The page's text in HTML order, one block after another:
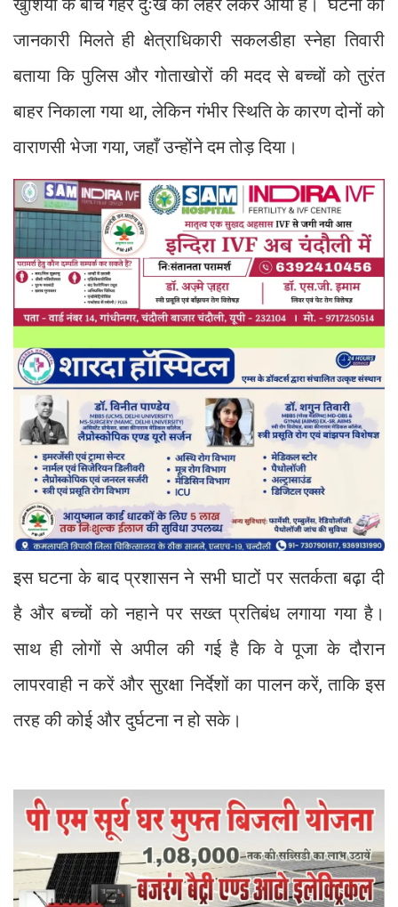
खुशियों के बीच गहरे दुःख की लहर लेकर आया है। घटना की
जानकारी मिलते ही क्षेत्राधिकारी सकलडीहा स्नेहा तिवारी
बताया कि पुलिस और गोताखोरों की मदद से बच्चों को तुरंत
बाहर निकाला गया था, लेकिन गंभीर स्थिति के कारण दोनों को
वाराणसी भेजा गया, जहाँ उन्होंने दम तोड़ दिया।
इस घटना के बाद प्रशासन ने सभी घाटों पर सतर्कता बढ़ा दी
है और बच्चों को नहाने पर सख्त प्रतिबंध लगाया गया है।
साथ ही लोगों से अपील की गई है कि वे पूजा के दौरान
लापरवाही न करें और सुरक्षा निर्देशों का पालन करें, ताकि इस
तरह की कोई और दुर्घटना न हो सके।